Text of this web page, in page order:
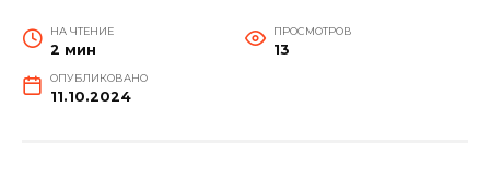
НА ЧТЕНИЕ
2 мин
ПРОСМОТРОВ
13
ОПУБЛИКОВАНО
11.10.2024